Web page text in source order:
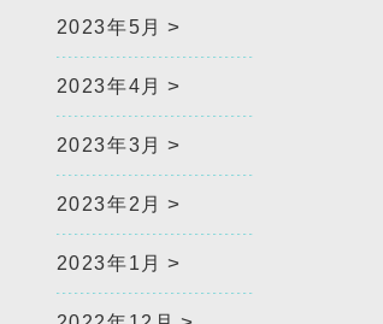
2023年5月
2023年4月
2023年3月
2023年2月
2023年1月